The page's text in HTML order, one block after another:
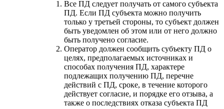
Все ПД следует получать от самого субъекта
ПД. Если ПД субъекта можно получить
только у третьей стороны, то субъект должен
быть уведомлен об этом или от него должно
быть получено согласие.
Оператор должен сообщить субъекту ПД о
целях, предполагаемых источниках и
способах получения ПД, характере
подлежащих получению ПД, перечне
действий с ПД, сроке, в течение которого
действует согласие, и порядке его отзыва, а
также о последствиях отказа субъекта ПД